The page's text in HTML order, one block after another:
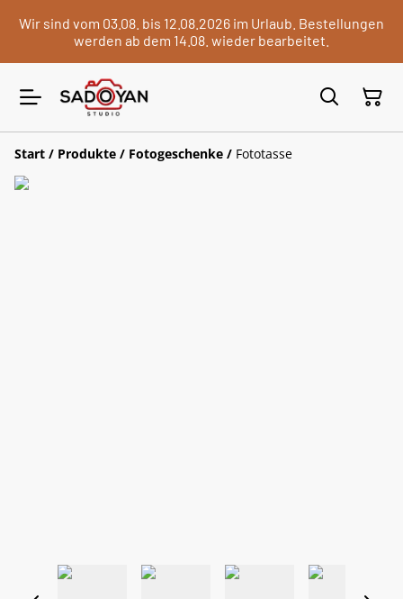
Wir sind vom 03.08. bis 12.08.2026 im Urlaub. Bestellungen
werden ab dem 14.08. wieder bearbeitet.
Start / Produkte / Fotogeschenke / Fototasse